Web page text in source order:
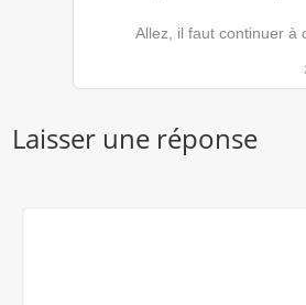
Allez, il faut continuer à
Laisser une réponse